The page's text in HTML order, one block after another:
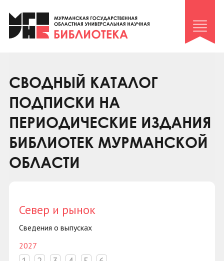
Клуб «Гиря и сельдерей»
Клуб «Семейный архив»
Коллегам
Контакты
СВОДНЫЙ КАТАЛОГ
ПОДПИСКИ НА
ПЕРИОДИЧЕСКИЕ ИЗДАНИЯ
БИБЛИОТЕК МУРМАНСКОЙ
ОБЛАСТИ
Север и рынок
Сведения о выпусках
2027